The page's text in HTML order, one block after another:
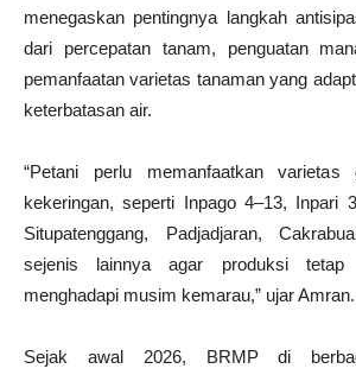
menegaskan pentingnya langkah
dari percepatan tanam, penguatan
pemanfaatan varietas tanaman yang
keterbatasan air.
“Petani perlu memanfaatkan
kekeringan, seperti Inpago 4–13, Inpari
Situpatenggang, Padjadjaran,
sejenis lainnya agar produksi tetap
menghadapi musim kemarau,” ujar Amran.
Sejak awal 2026, BRMP di